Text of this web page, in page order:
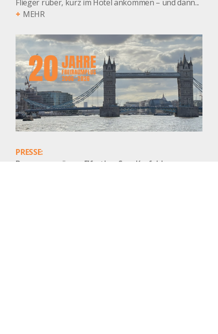
Flieger rüber, kurz im Hotel ankommen – und dann...
MEHR
PRESSE:
Bewegungsräume Elfrather See, Krefeld